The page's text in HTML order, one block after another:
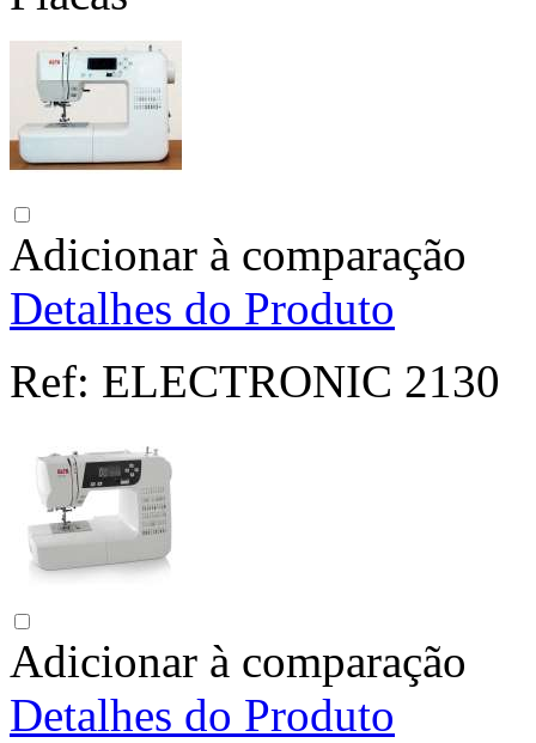
Adicionar à comparação
Detalhes do Produto
Ref: ELECTRONIC 2130
Adicionar à comparação
Detalhes do Produto